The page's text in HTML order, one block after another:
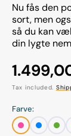
Nu fås den
sort, men
så du kan
din lygte
Regular
price
Tax included.
Farve:
PinkBlå